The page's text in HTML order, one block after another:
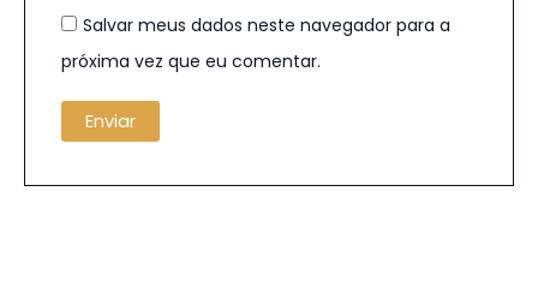
Salvar meus dados neste navegador para a
próxima vez que eu comentar.